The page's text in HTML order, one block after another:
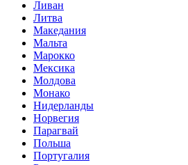
Ливан
Литва
Македания
Мальта
Марокко
Мексика
Молдова
Монако
Нидерланды
Норвегия
Парагвай
Польша
Португалия